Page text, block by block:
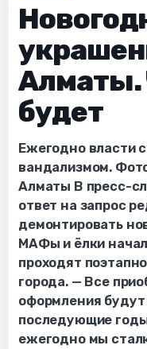
Алматы.
будет
Ежегодно власти
вандализмом.
Алматы В пресс-
ответ на запрос
демонтировать
МАФы и ёлки
проходят
города. — Все
оформления
последующие
ежегодно мы